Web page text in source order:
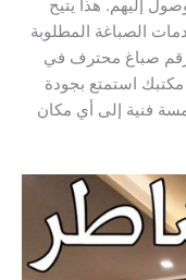
إليهم. هذا يتيح
الصباغة المطلوبة
صباغ محترف في
مكتبك استمتع بجودة